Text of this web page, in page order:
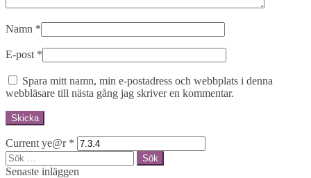
Namn *
E-post *
Spara mitt namn, min e-postadress och webbplats i denna
webbläsare till nästa gång jag skriver en kommentar.
Current ye@r *
Sök
efter:
Senaste inläggen